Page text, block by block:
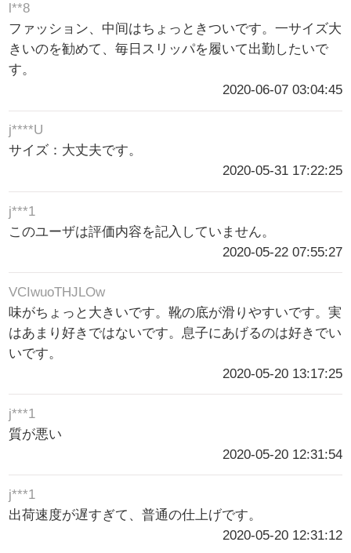
l**8
ファッション、中间はちょっときついです。一サイズ大
きいのを勧めて、毎日スリッパを履いて出勤したいで
す。
2020-06-07 03:04:45
j****U
サイズ：大丈夫です。
2020-05-31 17:22:25
j***1
このユーザは評価内容を記入していません。
2020-05-22 07:55:27
VCIwuoTHJLOw
味がちょっと大きいです。靴の底が滑りやすいです。実
はあまり好きではないです。息子にあげるのは好きでい
いです。
2020-05-20 13:17:25
j***1
質が悪い
2020-05-20 12:31:54
j***1
出荷速度が遅すぎて、普通の仕上げです。
2020-05-20 12:31:12